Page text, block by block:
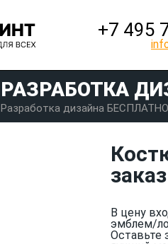
+7 495
РАЗРАБОТКА
Разработка дизайна
В цену
эмблем/
Оставьте